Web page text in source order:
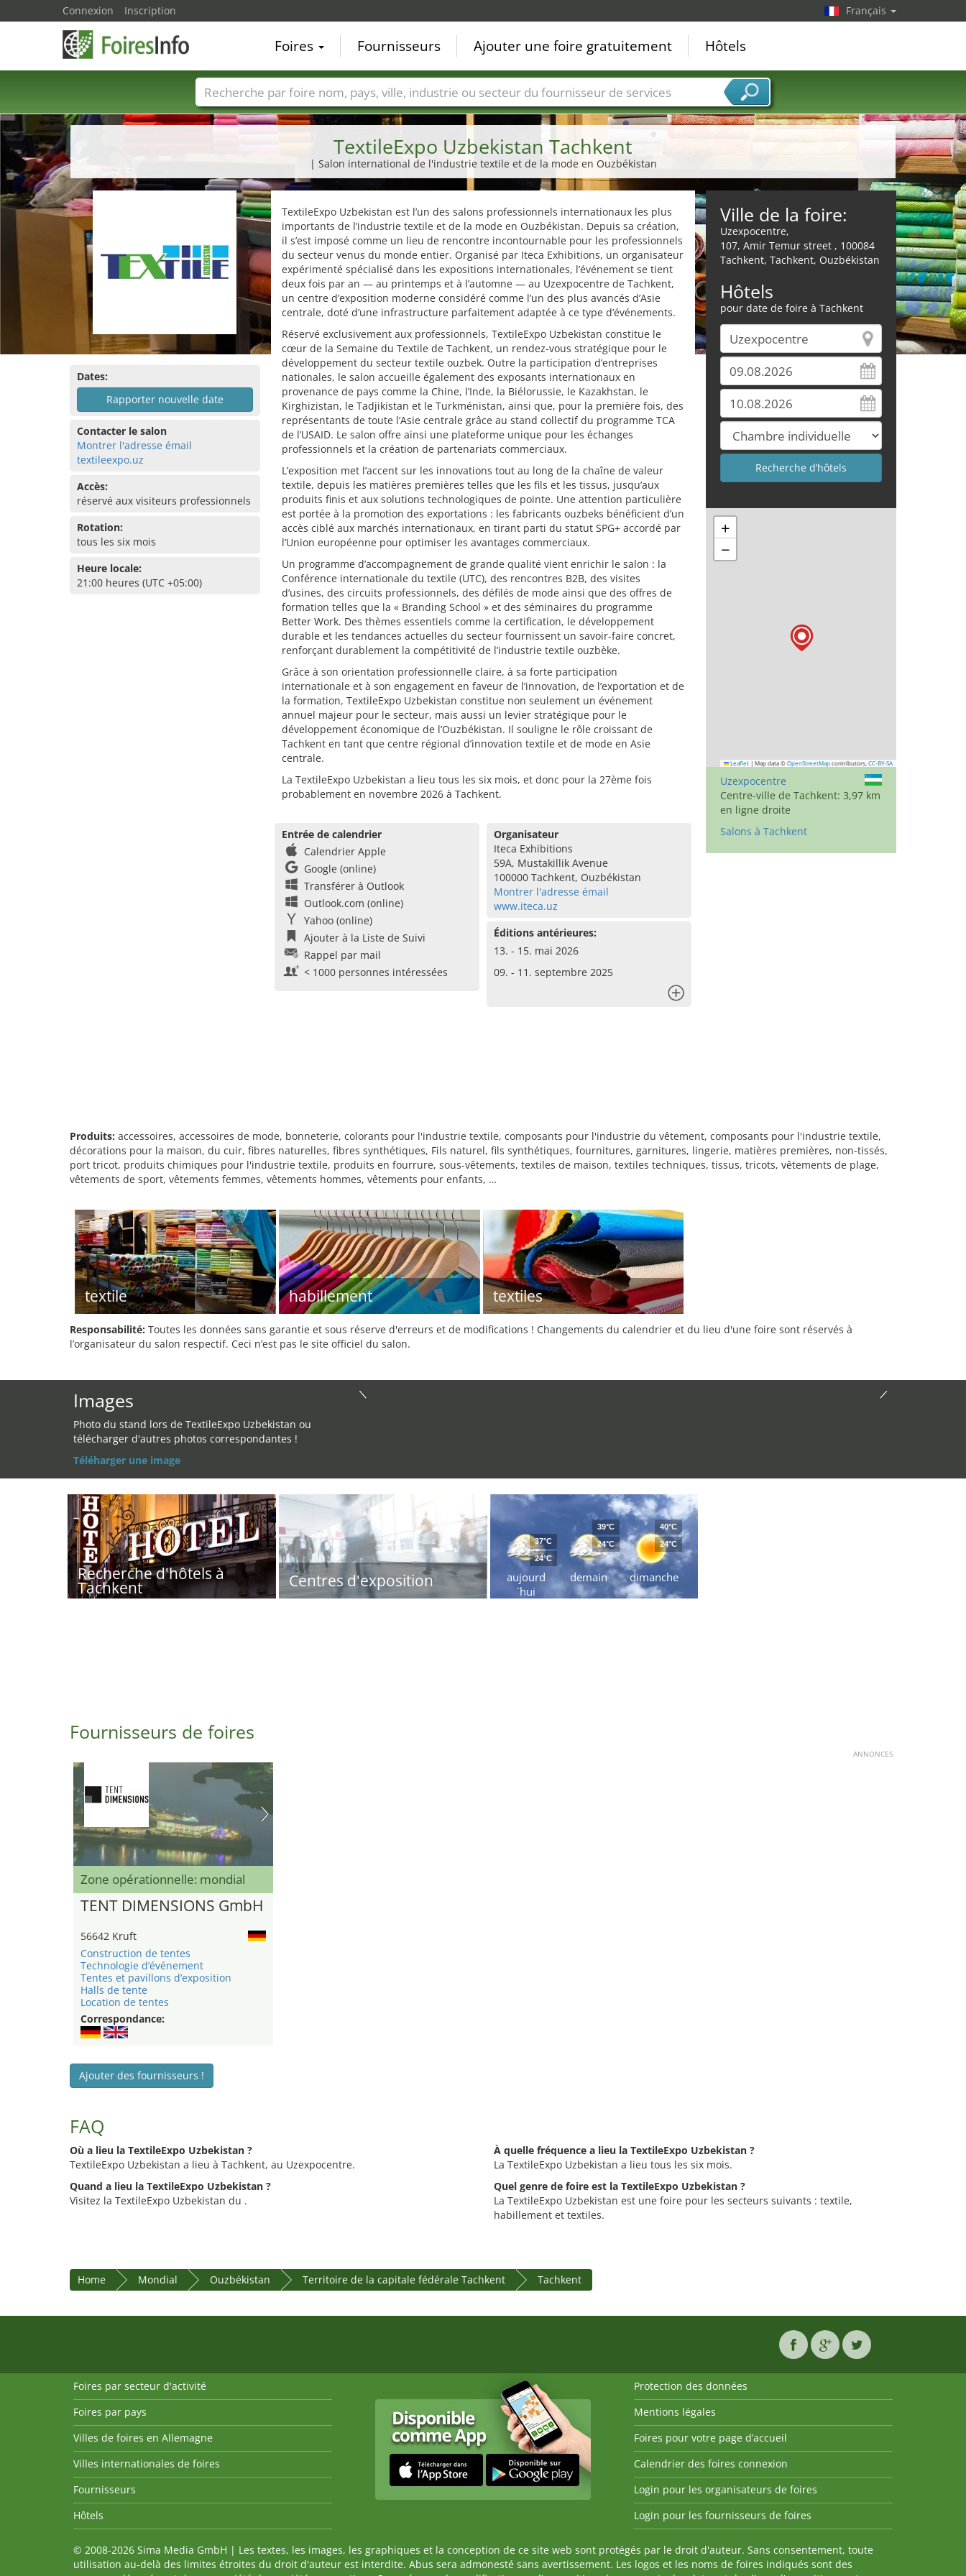
TextileExpo Uzbekistan Tachkent
| Salon international de l'industrie textile et de la mode en Ouzbékistan
Dates:
Rapporter nouvelle date
Contacter le salon
Montrer l'adresse émail
textileexpo.uz
Accès:
réservé aux visiteurs professionnels
Rotation:
tous les six mois
Heure locale:
21:00 heures (UTC +05:00)
TextileExpo Uzbekistan est l’un des salons professionnels internationaux les plus
importants de l’industrie textile et de la mode en Ouzbékistan. Depuis sa création,
il s’est imposé comme un lieu de rencontre incontournable pour les professionnels
du secteur venus du monde entier. Organisé par Iteca Exhibitions, un organisateur
expérimenté spécialisé dans les expositions internationales, l’événement se tient
deux fois par an — au printemps et à l’automne — au Uzexpocentre de Tachkent,
un centre d’exposition moderne considéré comme l’un des plus avancés d’Asie
centrale, doté d’une infrastructure parfaitement adaptée à ce type d’événements.
Réservé exclusivement aux professionnels, TextileExpo Uzbekistan constitue le
cœur de la Semaine du Textile de Tachkent, un rendez-vous stratégique pour le
développement du secteur textile ouzbek. Outre la participation d’entreprises
nationales, le salon accueille également des exposants internationaux en
provenance de pays comme la Chine, l’Inde, la Biélorussie, le Kazakhstan, le
Kirghizistan, le Tadjikistan et le Turkménistan, ainsi que, pour la première fois, des
représentants de toute l’Asie centrale grâce au stand collectif du programme TCA
de l’USAID. Le salon offre ainsi une plateforme unique pour les échanges
professionnels et la création de partenariats commerciaux.
L’exposition met l’accent sur les innovations tout au long de la chaîne de valeur
textile, depuis les matières premières telles que les fils et les tissus, jusqu’aux
produits finis et aux solutions technologiques de pointe. Une attention particulière
est portée à la promotion des exportations : les fabricants ouzbeks bénéficient d’un
accès ciblé aux marchés internationaux, en tirant parti du statut SPG+ accordé par
l’Union européenne pour optimiser les avantages commerciaux.
Un programme d’accompagnement de grande qualité vient enrichir le salon : la
Conférence internationale du textile (UTC), des rencontres B2B, des visites
d’usines, des circuits professionnels, des défilés de mode ainsi que des offres de
formation telles que la « Branding School » et des séminaires du programme
Better Work. Des thèmes essentiels comme la certification, le développement
durable et les tendances actuelles du secteur fournissent un savoir-faire concret,
renforçant durablement la compétitivité de l’industrie textile ouzbèke.
Grâce à son orientation professionnelle claire, à sa forte participation
internationale et à son engagement en faveur de l’innovation, de l’exportation et de
la formation, TextileExpo Uzbekistan constitue non seulement un événement
annuel majeur pour le secteur, mais aussi un levier stratégique pour le
développement économique de l’Ouzbékistan. Il souligne le rôle croissant de
Tachkent en tant que centre régional d’innovation textile et de mode en Asie
centrale.
La TextileExpo Uzbekistan a lieu tous les six mois, et donc pour la 27ème fois
probablement en novembre 2026 à Tachkent.
Entrée de calendrier
Calendrier Apple
Google (online)
Transférer à Outlook
Outlook.com (online)
Yahoo (online)
Ajouter à la Liste de Suivi
Rappel par mail
< 1000 personnes intéressées
Organisateur
Iteca Exhibitions
59A, Mustakillik Avenue
100000 Tachkent, Ouzbékistan
Montrer l'adresse émail
www.iteca.uz
Éditions antérieures:
13. - 15. mai 2026
09. - 11. septembre 2025
Ville de la foire:
Uzexpocentre,
107, Amir Temur street , 100084
Tachkent, Tachkent, Ouzbékistan
Hôtels
pour date de foire à Tachkent
+
−
Leaflet | Map data © OpenStreetMap contributors, CC-BY-SA
Uzexpocentre
Centre-ville de Tachkent: 3,97 km
en ligne droite
Salons à Tachkent
Produits: accessoires, accessoires de mode, bonneterie, colorants pour l'industrie textile, composants pour l'industrie du vêtement, composants pour l'industrie textile,
décorations pour la maison, du cuir, fibres naturelles, fibres synthétiques, Fils naturel, fils synthétiques, fournitures, garnitures, lingerie, matières premières, non-tissés,
port tricot, produits chimiques pour l'industrie textile, produits en fourrure, sous-vêtements, textiles de maison, textiles techniques, tissus, tricots, vêtements de plage,
vêtements de sport, vêtements femmes, vêtements hommes, vêtements pour enfants, …
textile habillement textiles
Responsabilité: Toutes les données sans garantie et sous réserve d'erreurs et de modifications ! Changements du calendrier et du lieu d'une foire sont réservés à
l’organisateur du salon respectif. Ceci n’est pas le site officiel du salon.
Images
Photo du stand lors de TextileExpo Uzbekistan ou
télécharger d'autres photos correspondantes !
Téléharger une image
Recherche d'hôtels à
Tachkent Centres d'exposition
aujourd
´hui
37°C
24°C
demain
39°C
24°C
dimanche
40°C
24°C
Fournisseurs de foires
ANNONCES
Zone opérationnelle: mondial
TENT DIMENSIONS GmbH
56642 Kruft
Construction de tentes
Technologie d’événement
Tentes et pavillons d’exposition
Halls de tente
Location de tentes
Correspondance:
Ajouter des fournisseurs !
FAQ
Où a lieu la TextileExpo Uzbekistan ?
TextileExpo Uzbekistan a lieu à Tachkent, au Uzexpocentre.
Quand a lieu la TextileExpo Uzbekistan ?
Visitez la TextileExpo Uzbekistan du .
À quelle fréquence a lieu la TextileExpo Uzbekistan ?
La TextileExpo Uzbekistan a lieu tous les six mois.
Quel genre de foire est la TextileExpo Uzbekistan ?
La TextileExpo Uzbekistan est une foire pour les secteurs suivants : textile,
habillement et textiles.
Home Mondial Ouzbékistan Territoire de la capitale fédérale Tachkent Tachkent
Connexion Inscription Français
Foires Fournisseurs Ajouter une foire gratuitement Hôtels
Foire noms Pays Villes Secteurs de foire Secteurs du fournisseur de services
Foires par secteur d'activité
Foires par pays
Villes de foires en Allemagne
Villes internationales de foires
Fournisseurs
Hôtels
Protection des données
Mentions légales
Foires pour votre page d’accueil
Calendrier des foires connexion
Login pour les organisateurs de foires
Login pour les fournisseurs de foires
© 2008-2026 Sima Media GmbH | Les textes, les images, les graphiques et la conception de ce site web sont protégés par le droit d'auteur. Sans consentement, toute
utilisation au-delà des limites étroites du droit d'auteur est interdite. Abus sera admonesté sans avertissement. Les logos et les noms de foires indiqués sont des